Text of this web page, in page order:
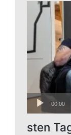
Audio-
Player
00:00
sten